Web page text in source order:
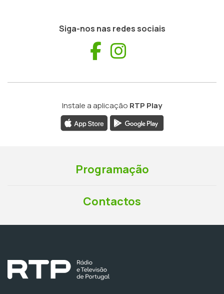
Siga-nos nas redes sociais
Facebook
Instale a aplicação RTP Play
Programação
Contactos